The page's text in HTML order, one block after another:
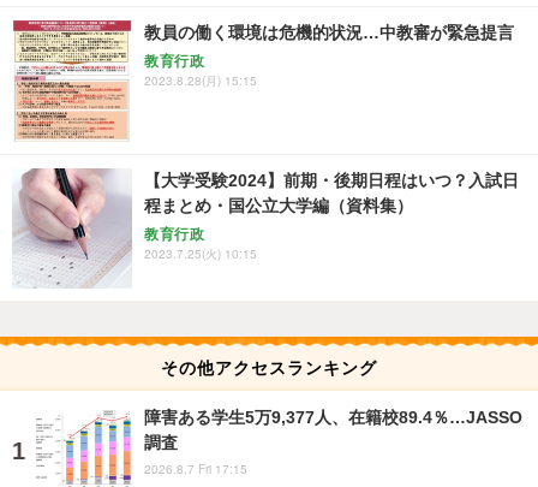
教員の働く環境は危機的状況…中教審が緊急提言
教育行政
2023.8.28(月) 15:15
【大学受験2024】前期・後期日程はいつ？入試日
程まとめ・国公立大学編（資料集）
教育行政
2023.7.25(火) 10:15
その他アクセスランキング
障害ある学生5万9,377人、在籍校89.4％…JASSO
調査
2026.8.7 Fri 17:15